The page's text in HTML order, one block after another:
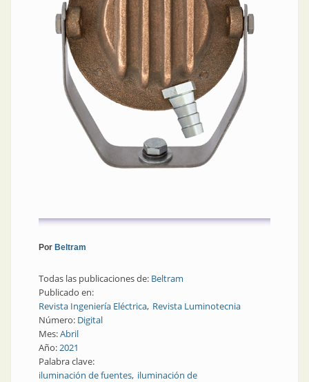
Por Beltram
Todas las publicaciones de: Beltram
Publicado en:
Revista Ingeniería Eléctrica Revista Luminotecnia
Número: Digital
Mes:Abril
Año:2021
Palabra clave:
iluminación de fuentes iluminación de